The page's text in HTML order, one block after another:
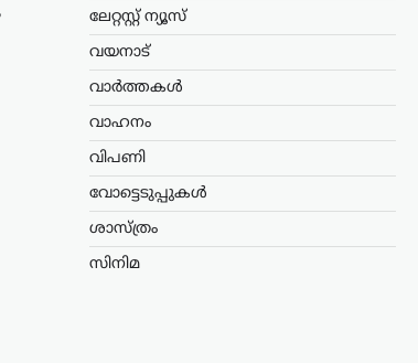
ലേറ്റസ്റ്റ് ന്യൂസ്
വയനാട്
വാർത്തകൾ
വാഹനം
വിപണി
വോട്ടെടുപ്പുകൾ
ശാസ്ത്രം
സിനിമ